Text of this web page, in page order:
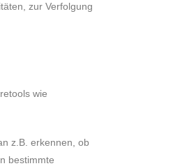
zur Verfolgung
wie
z.B. erkennen, ob
bestimmte